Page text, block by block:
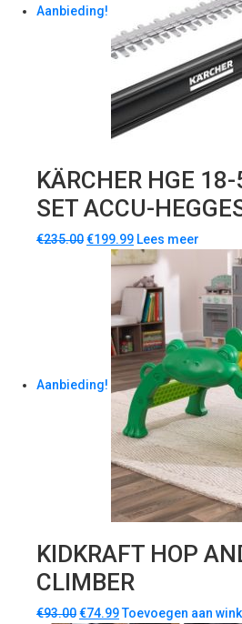
Aanbieding!
KÄRCHER HGE
SET ACCU-
€235.00€199.99 Lees meer
Aanbieding!
KIDKRAFT HOP
CLIMBER
€93.00€74.99Toevoegen aan